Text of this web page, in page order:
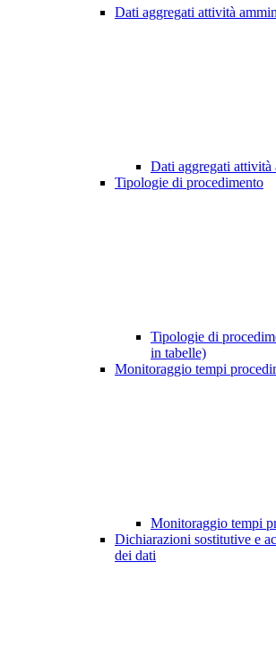
Dati aggregati attività
Dati aggregati attività
Tipologie di procedimento
Tipologie di
in tabelle)
Monitoraggio tempi
Monitoraggio tempi
Dichiarazioni sostitutive e
dei dati